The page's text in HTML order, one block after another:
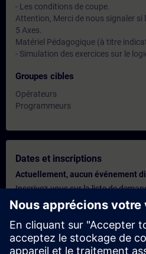
- Les conditions de coupe.
Attention, Merci de nous signaler si
5 Axes.
Matériel Pédagogique (à titre
- Simulation des exercices sur le
Groupes cibles
Opérateurs
Programmeurs
Dates et inscriptions
Actuellement, aucun événement
Inscrivez-vous sur la liste de
notification dès que de nouvelles
Activer le service de notification